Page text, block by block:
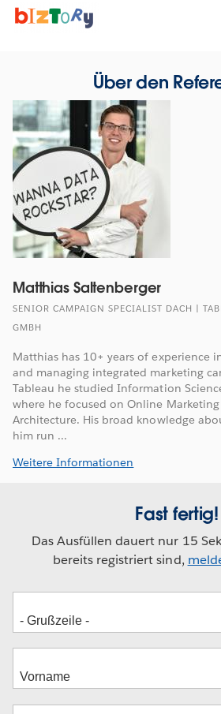
Opens
in
Über den
Matthias Saltenberger
SENIOR CAMPAIGN SPECIALIST DACH |
GMBH
Matthias has 10+ years of experience
and managing integrated marketing
Tableau he studied Information
where he focused on Online
Architecture. His broad knowledge
him run ...
Weitere Informationen
Fast fertig!
Das Ausfüllen dauert nur 15
bereits registriert sind,